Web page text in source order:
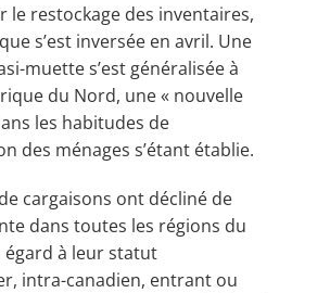
le restockage des inventaires,
s’est inversée en avril. Une
muette s’est généralisée à
du Nord, une « nouvelle
les habitudes de
des ménages s’étant établie.
cargaisons ont décliné de
dans toutes les régions du
égard à leur statut
intra-canadien, entrant ou